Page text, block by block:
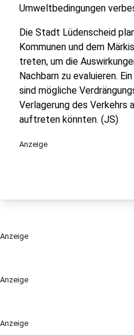
Anzeige
Anzeige
Umweltbedingungen
Die Stadt Lüdenscheid
Kommunen und dem
treten, um die
Nachbarn zu evaluieren.
sind mögliche
Verlagerung des Verkehrs
auftreten könnten. (JS)
Anzeige
Anzeige